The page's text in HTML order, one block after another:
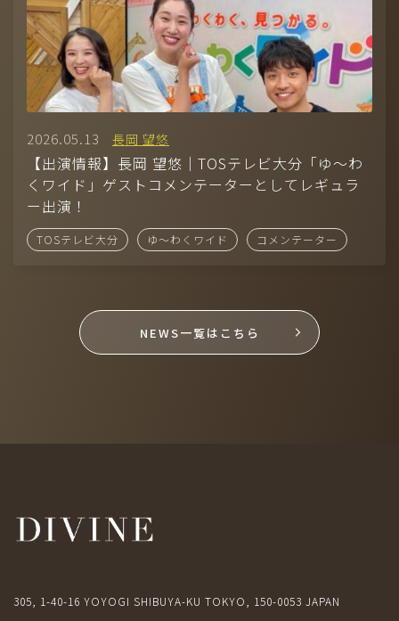
モデル（国籍、男女、年齢問わず）採用中！お気軽に応募くださ
305, 1-40-16 YOYOGI SHIBUYA-KU TOKYO, 150-0053 JAPAN
2026.05.13 長岡 望悠
【出演情報】長岡 望悠｜TOSテレビ大分「ゆ〜わ
くワイド」ゲストコメンテーターとしてレギュラ
ー出演！
TOSテレビ大分 ゆ〜わくワイド コメンテーター
NEWS一覧はこちら
305, 1-40-16 YOYOGI SHIBUYA-KU TOKYO, 150-0053 JAPAN